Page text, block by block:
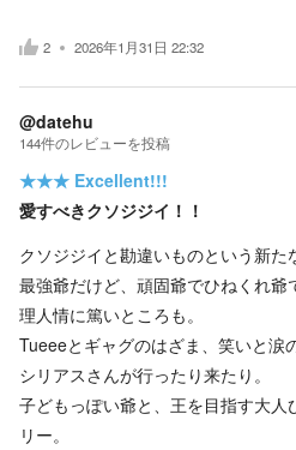
2 2026年1月31日 22:32
@datehu
144件のレビューを投稿
★★★ Excellent!!!
愛すべきクソジジイ！！
クソジジイと勘違いものという新た
最強爺だけど、頑固爺でひねくれ
理人情に篤いところも。
Tueeeとギャグのはざま、笑いと涙
シリアスさんが行ったり来たり。
子どもっぽい爺と、王を目指す大人
リー。